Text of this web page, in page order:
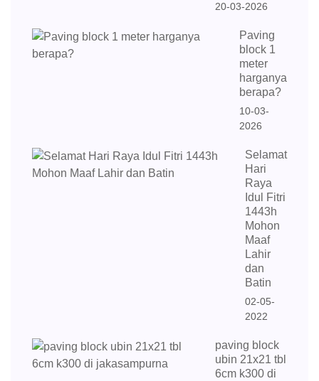
20-03-2026
Paving
block 1
meter
harganya
berapa?
10-03-
2026
Selamat
Hari
Raya
Idul Fitri
1443h
Mohon
Maaf
Lahir
dan
Batin
02-05-
2022
paving block
ubin 21x21 tbl
6cm k300 di